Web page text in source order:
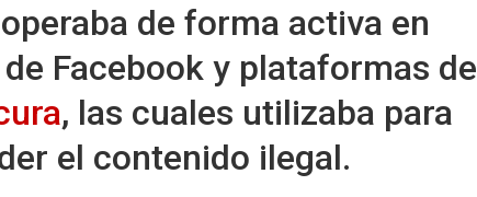
de forma activa en
Facebook y plataformas de
, las cuales utilizaba para
el contenido ilegal.